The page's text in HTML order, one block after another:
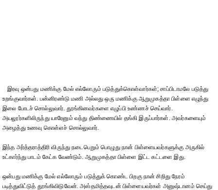
இரவு ஒன்பது மணிக்கு மேல் எல்லோரும் படுத்துக்கொள்வார்கள்; சாப்பிடாமலே படுத்து
உறங்குவார்கள். பன்னிரண்டு மணி அல்லது ஒரு மணிக்கு ஆறுமுகத்தா பிள்ளை எழுந்து
இலை போடச் சொல்லுவார். தூங்கினவர்களை எழுப்பி உண்ணச் செய்வார்.
அயலூர்களிலிருந்து யாரேனும் வந்து திண்ணையில் தங்கி இருப்பார்கள். அவர்களையும்
அழைத்து உணவு கொள்ளச் சொல்லுவார்.
இந்த அர்த்தராத்திரி விருந்து நடைபெறும் பொழுது நான் பிள்ளையவர்களுக்கு அருகில்
உட்கார்ந்து பாடம் கேட்க வேண்டும். ஆறுமுகத்தா பிள்ளை இட்ட கட்டளை இது.
ஒன்பது மணிக்கு மேல் எல்லோரும் படுத்துக் கொண்ட பிறகு நான் சிறிது நேரம்
படித்துவிட்டுத் தூங்கிவிடுவேன். அஸ்தமித்தவுடன் பிள்ளையவர்கள் அனுஷ்டானம் செய்து